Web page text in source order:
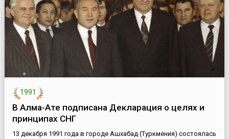
1991
В Алма-Ате подписана Декларация о целях и
принципах СНГ
13 декабря 1991 года в городе Ашхабад (Туркмения) состоялась